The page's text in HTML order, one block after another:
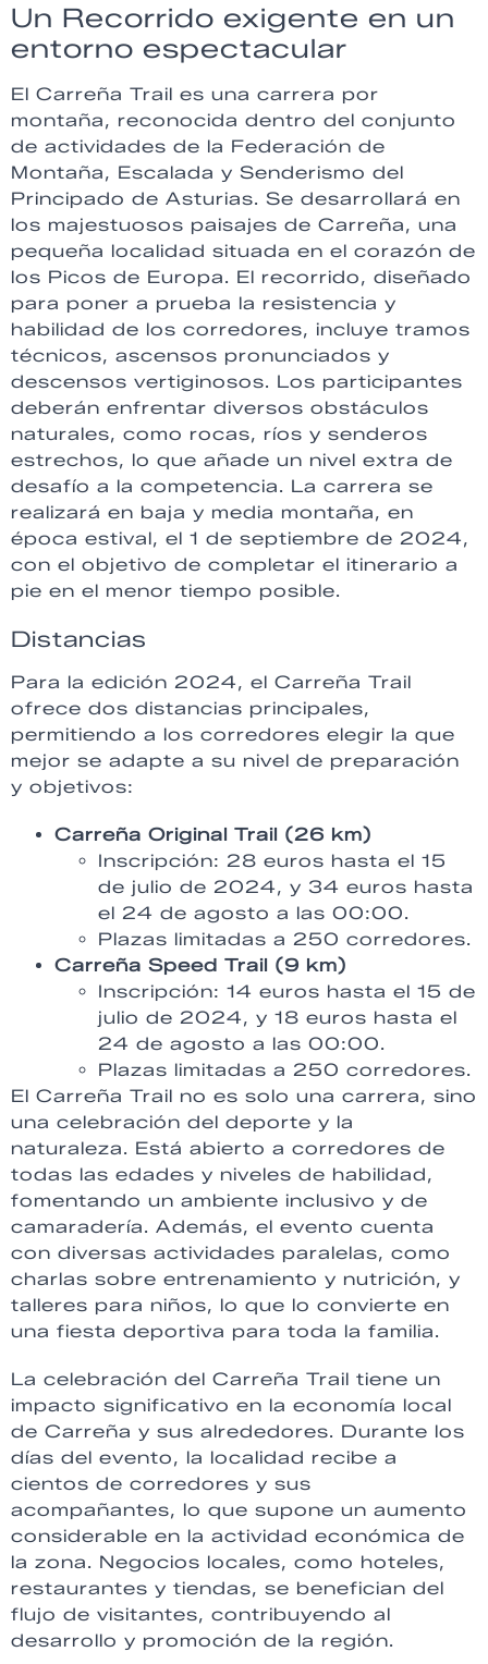
Un Recorrido exigente en un
entorno espectacular
El Carreña Trail es una carrera por
montaña, reconocida dentro del conjunto
de actividades de la Federación de
Montaña, Escalada y Senderismo del
Principado de Asturias. Se desarrollará en
los majestuosos paisajes de Carreña, una
pequeña localidad situada en el corazón de
los Picos de Europa. El recorrido, diseñado
para poner a prueba la resistencia y
habilidad de los corredores, incluye tramos
técnicos, ascensos pronunciados y
descensos vertiginosos. Los participantes
deberán enfrentar diversos obstáculos
naturales, como rocas, ríos y senderos
estrechos, lo que añade un nivel extra de
desafío a la competencia. La carrera se
realizará en baja y media montaña, en
época estival, el 1 de septiembre de 2024,
con el objetivo de completar el itinerario a
pie en el menor tiempo posible.
Distancias
Para la edición 2024, el Carreña Trail
ofrece dos distancias principales,
permitiendo a los corredores elegir la que
mejor se adapte a su nivel de preparación
y objetivos:
Carreña Original Trail (26 km)
Inscripción: 28 euros hasta el 15
de julio de 2024, y 34 euros hasta
el 24 de agosto a las 00:00.
Plazas limitadas a 250 corredores.
Carreña Speed Trail (9 km)
Inscripción: 14 euros hasta el 15 de
julio de 2024, y 18 euros hasta el
24 de agosto a las 00:00.
Plazas limitadas a 250 corredores.
El Carreña Trail no es solo una carrera, sino
una celebración del deporte y la
naturaleza. Está abierto a corredores de
todas las edades y niveles de habilidad,
fomentando un ambiente inclusivo y de
camaradería. Además, el evento cuenta
con diversas actividades paralelas, como
charlas sobre entrenamiento y nutrición, y
talleres para niños, lo que lo convierte en
una fiesta deportiva para toda la familia.
La celebración del Carreña Trail tiene un
impacto significativo en la economía local
de Carreña y sus alrededores. Durante los
días del evento, la localidad recibe a
cientos de corredores y sus
acompañantes, lo que supone un aumento
considerable en la actividad económica de
la zona. Negocios locales, como hoteles,
restaurantes y tiendas, se benefician del
flujo de visitantes, contribuyendo al
desarrollo y promoción de la región.